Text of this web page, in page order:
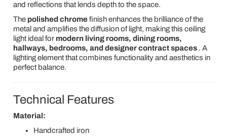
and reflections that lends depth to the space.
The polished chromefinish enhances the brilliance of the
metal and amplifies the diffusion of light, making this ceiling
light ideal for modern living rooms, dining rooms,
hallways, bedrooms, and designer contract spaces. A
lighting element that combines functionality and aesthetics in
perfect balance.
Technical Features
Material:
Handcrafted iron